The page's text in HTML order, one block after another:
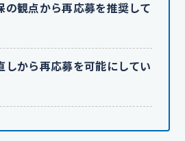
の観点から再応募を推奨して
しから再応募を可能にしてい